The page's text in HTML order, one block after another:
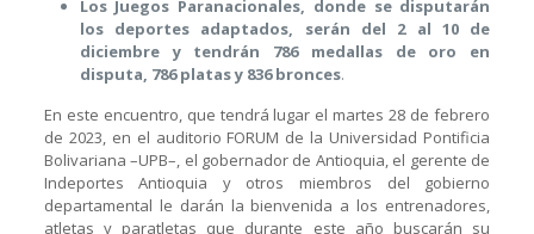
Los Juegos Paranacionales, donde se disputarán
los deportes adaptados, serán del 2 al 10 de
diciembre y tendrán 786 medallas de oro en
disputa, 786 platas y 836 bronces.
En este encuentro, que tendrá lugar el martes 28 de febrero
de 2023, en el auditorio FORUM de la Universidad Pontificia
Bolivariana –UPB–, el gobernador de Antioquia, el gerente de
Indeportes Antioquia y otros miembros del gobierno
departamental le darán la bienvenida a los entrenadores,
atletas y paratletas que durante este año buscarán su